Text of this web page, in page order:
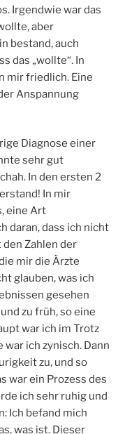
Irgendwie war das
aber
bestand, auch
das „wollte“. In
mir friedlich. Eine
Anspannung
Diagnose einer
sehr gut
In den ersten 2
In mir
eine Art
daran, dass ich nicht
Zahlen der
mir die Ärzte
glauben, was ich
gesehen
zu früh, so eine
war ich im Trotz
ich zynisch. Dann
zu, und so
war ein Prozess des
ich sehr ruhig und
Ich befand mich
was ist. Dieser